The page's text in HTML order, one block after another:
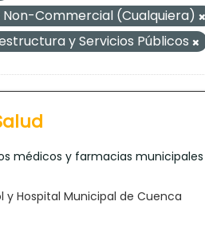
Commercial (Cualquiera)
y Servicios Públicos
médicos y farmacias
y Hospital Municipal de Cuenca